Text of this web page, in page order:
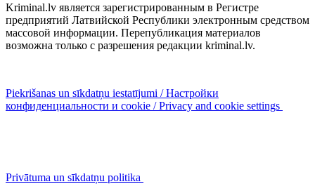
Kriminal.lv является зарегистрированным в Регистре
предприятий Латвийской Республики электронным средством
массовой информации. Перепубликация материалов
возможна только с разрешения редакции kriminal.lv.
Piekrišanas un sīkdatņu iestatījumi / Настройки
конфиденциальности и cookie / Privacy and cookie settings
Privātuma un sīkdatņu politika